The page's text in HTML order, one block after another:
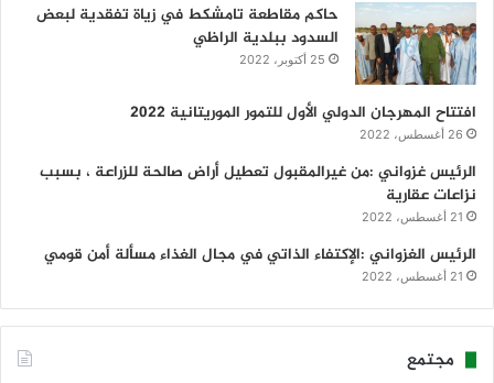
حاكم مقاطعة تامشكط في زياة تفقدية لبعض
السدود ببلدية الراظي
25 أكتوبر، 2022
افتتاح المهرجان الدولي الأول للتمور الموريتانية 2022
26 أغسطس، 2022
الرئيس غزواني :من غيرالمقبول تعطيل أراض صالحة للزراعة ، بسبب
نزاعات عقارية
21 أغسطس، 2022
الرئيس الغزواني :الإكتفاء الذاتي في مجال الغذاء مسألة أمن قومي
21 أغسطس، 2022
مجتمع